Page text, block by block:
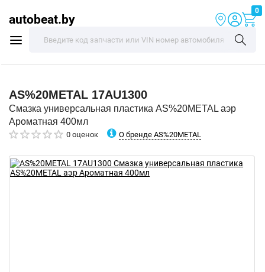
autobeat.by
0
AS%20METAL 17AU1300
Смазка универсальная пластика AS%20METAL аэр
Ароматная 400мл
0 оценок О бренде AS%20METAL